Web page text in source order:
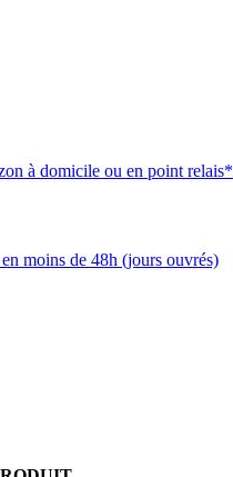
à domicile ou en point relais*
moins de 48h (jours ouvrés)